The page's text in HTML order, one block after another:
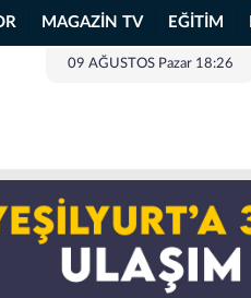
MAGAZİN TV EĞİTİM
09 AĞUSTOS Pazar 18:26